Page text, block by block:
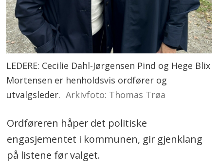
LEDERE: Cecilie Dahl-Jørgensen Pind og Hege Blix
Mortensen er henholdsvis ordfører og
utvalgsleder. Arkivfoto: Thomas Trøa
Ordføreren håper det politiske
engasjementet i kommunen, gir gjenklang
på listene før valget.